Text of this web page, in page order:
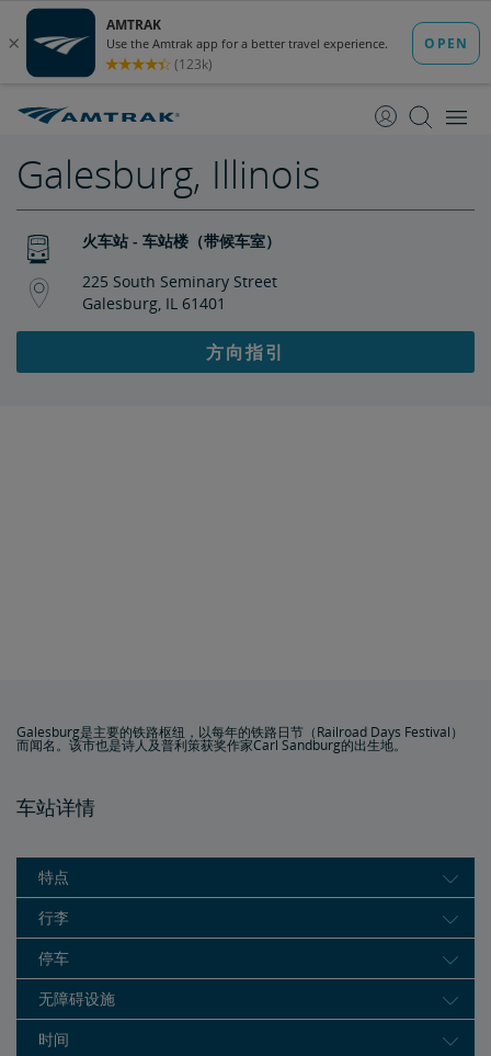
至
至
Galesburg, Illinois
火车站 - 车站楼（带候车室）
225 South Seminary Street
Galesburg, IL 61401
方向指引
Galesburg是主要的铁路枢纽，以每年的铁路日节（Railroad Days Festival）
而闻名。该市也是诗人及普利策获奖作家Carl Sandburg的出生地。
车站详情
特点
行李
停车
无障碍设施
时间